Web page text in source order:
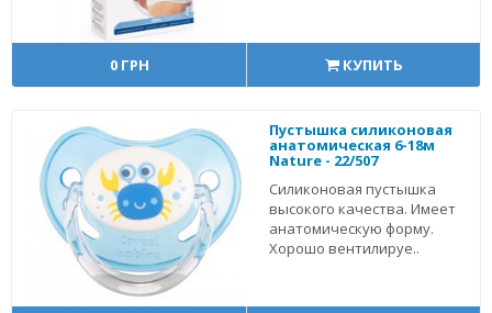
0 ГРН КУПИТЬ
Пустышка силиконовая
анатомическая 6-18м
Nature - 22/507
Силиконовая пустышка
высокого качества. Имеет
анатомическую форму.
Хорошо вентилируе..